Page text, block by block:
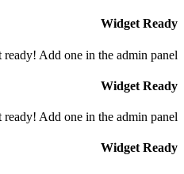
Widget Ready
Add one in the admin panel.
Widget Ready
Add one in the admin panel.
Widget Ready